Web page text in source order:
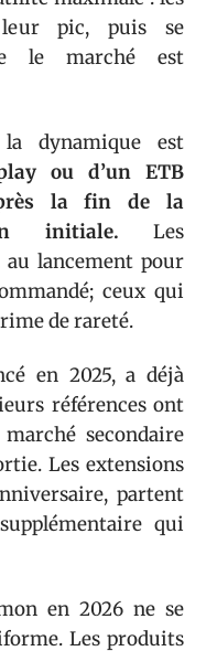
leur pic, puis se
le marché est
dynamique est
ou d’un ETB
la fin de la
initiale. Les
lancement pour
ceux qui
de rareté.
en 2025, a déjà
références ont
secondaire
Les extensions
partent
qui
en 2026 ne se
Les produits